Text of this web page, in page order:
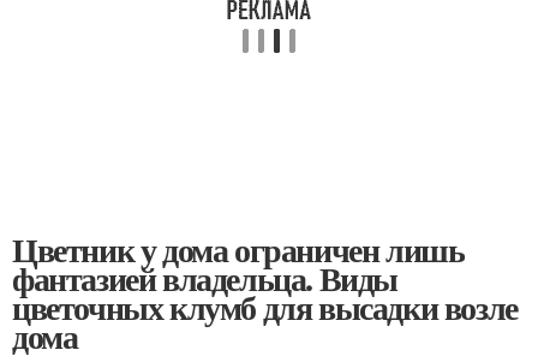
Цветник у дома ограничен лишь
фантазией владельца. Виды
цветочных клумб для высадки возле
дома